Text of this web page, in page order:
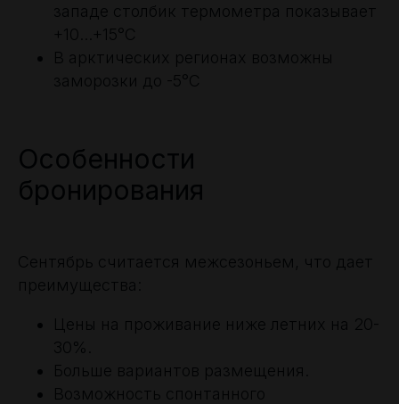
западе столбик термометра показывает
+10...+15°C
В арктических регионах возможны
заморозки до -5°C
Особенности
бронирования
Сентябрь считается межсезоньем, что дает
преимущества:
Цены на проживание ниже летних на 20-
30%.
Больше вариантов размещения.
Возможность спонтанного